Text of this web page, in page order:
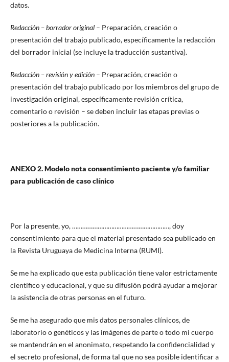
datos.
Redacción – borrador original– Preparación, creación o
presentación del trabajo publicado, específicamente la redacción
del borrador inicial (se incluye la traducción sustantiva).
Redacción – revisión y edición– Preparación, creación o
presentación del trabajo publicado por los miembros del grupo de
investigación original, específicamente revisión crítica,
comentario o revisión – se deben incluir las etapas previas o
posteriores a la publicación.
ANEXO 2. Modelo nota consentimiento paciente y/o familiar
para publicación de caso clínico
Por la presente, yo, …………………………………………………, doy
consentimiento para que el material presentado sea publicado en
la Revista Uruguaya de Medicina Interna (RUMI).
Se me ha explicado que esta publicación tiene valor estrictamente
científico y educacional, y que su difusión podrá ayudar a mejorar
la asistencia de otras personas en el futuro.
Se me ha asegurado que mis datos personales clínicos, de
laboratorio o genéticos y las imágenes de parte o todo mi cuerpo
se mantendrán en el anonimato, respetando la confidencialidad y
el secreto profesional, de forma tal que no sea posible identificar a